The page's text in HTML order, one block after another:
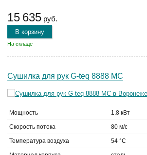
15 635 руб.
В корзину
На складе
Сушилка для рук G-teq 8888 MC
Мощность 1.8 кВт
Скорость потока 80 м/с
Температура воздуха 54 °C